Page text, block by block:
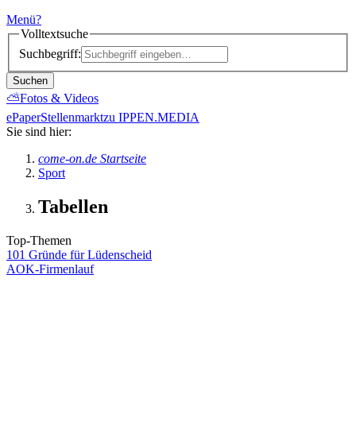
Menü?
Volltextsuche
Suchbegriff:
Suchen
⛅Fotos & Videos
ePaperStellenmarktzu IPPEN.MEDIA
Sie sind hier:
come-on.de Startseite
Sport
Tabellen
Top-Themen
101 Gründe für Lüdenscheid
AOK-Firmenlauf